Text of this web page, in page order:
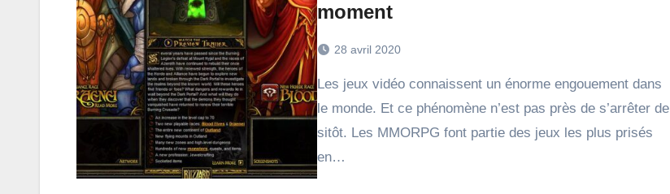
moment
28 avril 2020
Les jeux vidéo connaissent un énorme engouement dans
le monde. Et ce phénomène n’est pas près de s’arrêter de
sitôt. Les MMORPG font partie des jeux les plus prisés
en…